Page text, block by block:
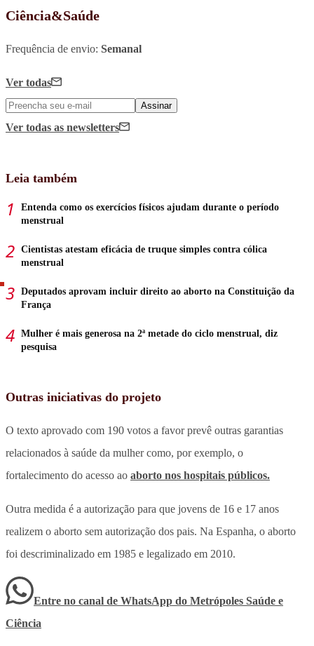
Ciência&Saúde
Frequência de envio: Semanal
Ver todas
Assinar
Ver todas as newsletters
Leia também
Entenda como os exercícios físicos ajudam durante o período
menstrual
Cientistas atestam eficácia de truque simples contra cólica
menstrual
Deputados aprovam incluir direito ao aborto na Constituição da
França
Mulher é mais generosa na 2ª metade do ciclo menstrual, diz
pesquisa
Outras iniciativas do projeto
O texto aprovado com 190 votos a favor prevê outras garantias
relacionados à saúde da mulher como, por exemplo, o
fortalecimento do acesso ao aborto nos hospitais públicos.
Outra medida é a autorização para que jovens de 16 e 17 anos
realizem o aborto sem autorização dos pais. Na Espanha, o aborto
foi descriminalizado em 1985 e legalizado em 2010.
Entre no canal de WhatsApp do Metrópoles Saúde e
Ciência